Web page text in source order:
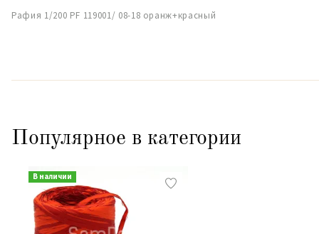
Рафия 1/200 PF 119001/ 08-18 оранж+красный
Популярное в категории
В наличии